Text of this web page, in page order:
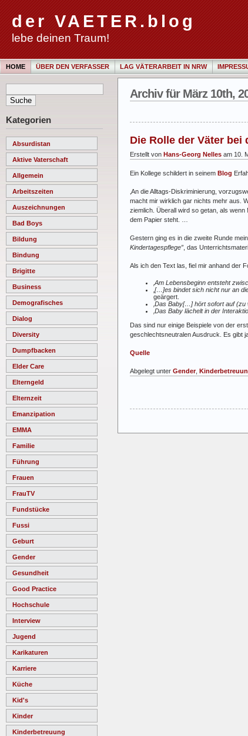
der VAETER.blog
lebe deinen Traum!
HOME ÜBER DEN VERFASSER LAG VÄTERARBEIT IN NRW
Kategorien
Absurdistan
Aktive Vaterschaft
Allgemein
Arbeitszeiten
Auszeichnungen
Bad Boys
Bildung
Bindung
Brigitte
Business
Demografisches
Dialog
Diversity
Dumpfbacken
Elder Care
Elterngeld
Elternzeit
Emanzipation
EMMA
Familie
Führung
Frauen
FrauTV
Fundstücke
Fussi
Geburt
Gender
Gesundheit
Good Practice
Hochschule
Interview
Jugend
Karikaturen
Karriere
Küche
Kid's
Kinder
Kinderbetreuung
Archiv für März 10th,
Die Rolle der Väter
Erstellt von Hans-Georg Nelles am 10.
Ein Kollege schildert in seinem Blog
‚An die Alltags-Diskriminierung,
macht mir wirklich gar nichts mehr aus.
ziemlich. Überall wird so getan, als
dem Papier steht. …
Gestern ging es in die zweite Runde
Kindertagespflege” , das
Als ich den Text las, fiel mir anhand der
‚Am Lebensbeginn entsteht
‚[…]es bindet sich nicht nur an
geärgert.
‚Das Baby[…] hört sofort auf (zu
‚Das Baby lächelt in der
Das sind nur einige Beispiele von der
geschlechtsneutralen Ausdruck. Es gibt
Quelle
Abgelegt unter Gender,